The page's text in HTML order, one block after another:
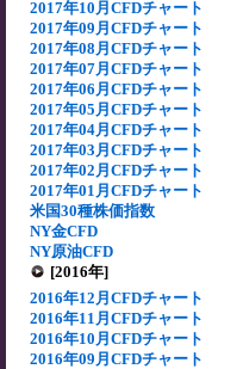
2017年10月CFDチャート
2017年09月CFDチャート
2017年08月CFDチャート
2017年07月CFDチャート
2017年06月CFDチャート
2017年05月CFDチャート
2017年04月CFDチャート
2017年03月CFDチャート
2017年02月CFDチャート
2017年01月CFDチャート
米国30種株価指数
NY金CFD
NY原油CFD
[2016年]
2016年12月CFDチャート
2016年11月CFDチャート
2016年10月CFDチャート
2016年09月CFDチャート